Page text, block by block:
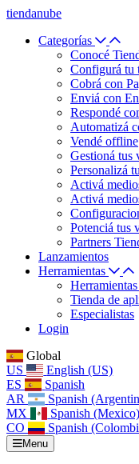
tiendanube
Categorías
Conocé
Configurá tu
Cobrá con
Enviá con
Respondé
Automatizá
Vendé offline
Gestioná tus
Personalizá
Activá
Activá
Potenciá tus
Partners
Lanzamientos
Herramientas
Tienda de
Especialistas
Login
Global
US
English (US)
ES
Spanish
AR
Spanish
MX
Spanish (Mexico)
CO
Spanish
Menu